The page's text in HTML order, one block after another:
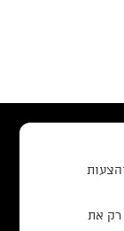
רק את